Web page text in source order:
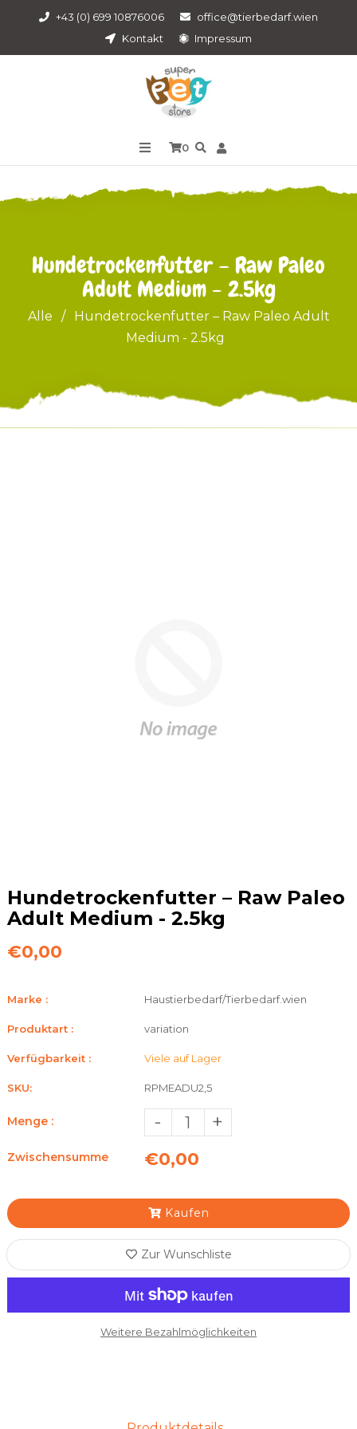
+43 (0) 699 10876006
office@tierbedarf.wien
Kontakt
Impressum
0
Hundetrockenfutter – Raw Paleo
Adult Medium - 2.5kg
Alle /
Hundetrockenfutter – Raw Paleo Adult
Medium - 2.5kg
Hundetrockenfutter – Raw Paleo
Adult Medium - 2.5kg
€0,00
Marke : Haustierbedarf/Tierbedarf.wien
Produktart : variation
Verfügbarkeit : Viele auf Lager
SKU: RPMEADU2,5
Menge : - +
Zwischensumme €0,00
Kaufen
Zur Wunschliste
Weitere Bezahlmöglichkeiten